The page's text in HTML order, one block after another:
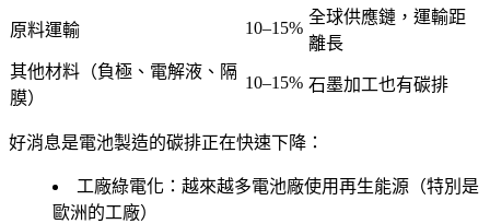
原料運輸 10–15%
全球供應鏈，運輸距
離長
其他材料（負極、電解液、隔
膜）
10–15% 石墨加工也有碳排
好消息是電池製造的碳排正在快速下降：
工廠綠電化 ：越來越多電池廠使用再生能源（特別是
歐洲的工廠）